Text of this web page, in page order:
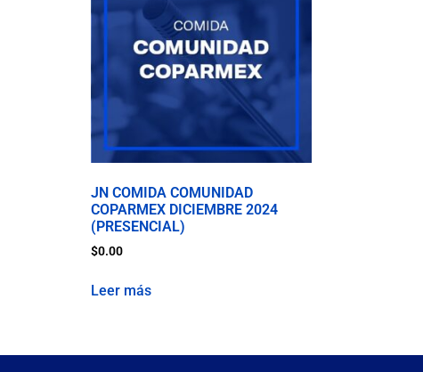
JN COMIDA COMUNIDAD
COPARMEX DICIEMBRE 2024
(PRESENCIAL)
$0.00
Leer más